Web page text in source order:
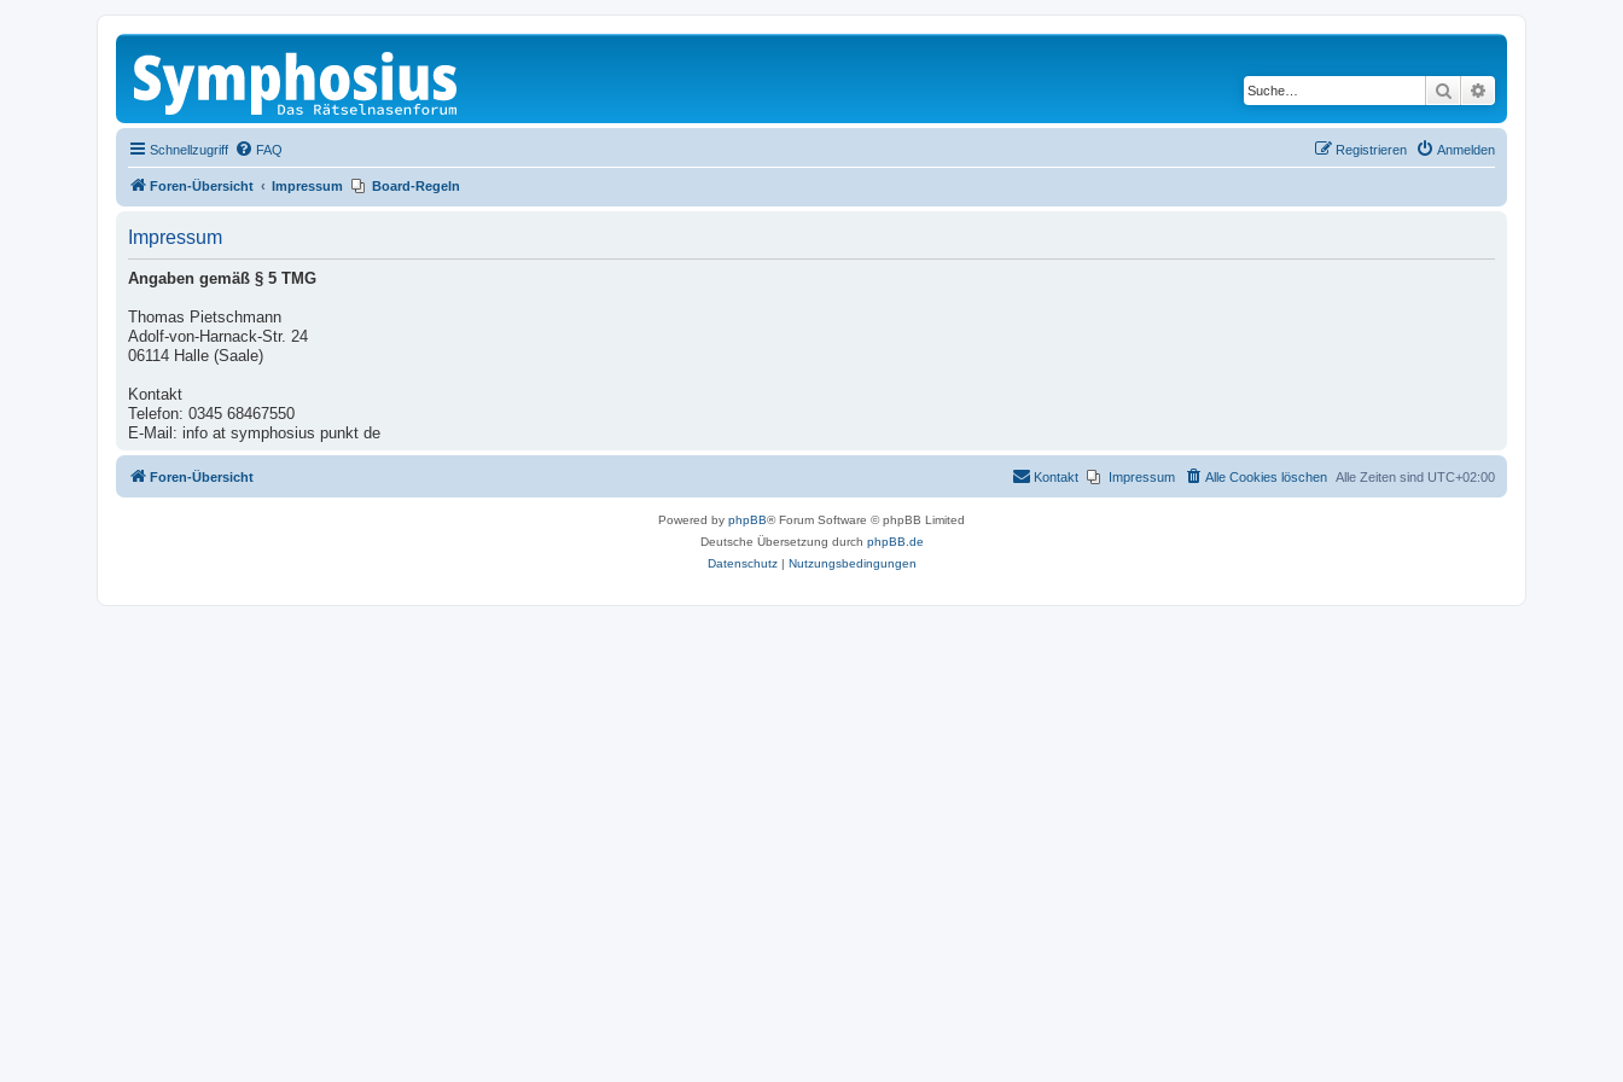
Suche
Schnellzugriff FAQ Anmelden
Registrieren
Foren-Übersicht Impressum Board-Regeln
Impressum
Angaben gemäß § 5 TMG
Thomas Pietschmann
Adolf-von-Harnack-Str. 24
06114 Halle (Saale)
Kontakt
Telefon: 0345 68467550
E-Mail: info at symphosius punkt de
Foren-Übersicht Alle Zeiten sind UTC+02:00
Alle Cookies löschen
Impressum
Kontakt
Powered by phpBB® Forum Software © phpBB Limited
Deutsche Übersetzung durch phpBB.de
Datenschutz| Nutzungsbedingungen